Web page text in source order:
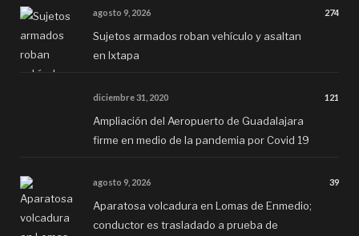
agosto 9, 2026 274
Sujetos armados roban vehículo y asaltan
en Ixtapa
diciembre 31, 2020 121
Ampliación del Aeropuerto de Guadalajara
firme en medio de la pandemia por Covid 19
agosto 9, 2026 39
Aparatosa volcadura en Lomas de Enmedio;
conductor es trasladado a prueba de